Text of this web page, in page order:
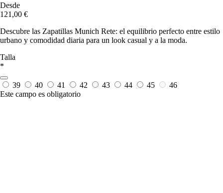
Desde
121,00 €
Descubre las Zapatillas Munich Rete: el equilibrio perfecto entre estilo
urbano y comodidad diaria para un look casual y a la moda.
Talla
*
39 40 41 42 43 44 45
46
Este campo es obligatorio